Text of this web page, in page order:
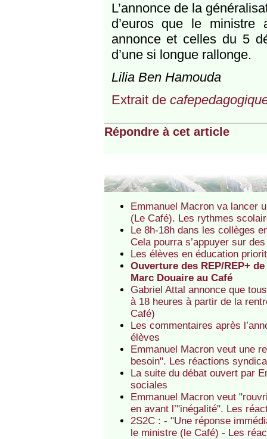
L’annonce de la
d’euros que le ministre
annonce et celles du 5
d’une si longue rallonge.
Lilia Ben Hamouda
Extrait de
Répondre à cet article
Emmanuel Macron va lancer
(Le Café). Les rythmes
Le 8h-18h dans les collèges
Cela pourra s’appuyer sur
Les élèves en éducation
Ouverture des REP/REP+
Marc Douaire au Café
Gabriel Attal annonce que
à 18 heures à partir de la
Café)
Les commentaires après
élèves
Emmanuel Macron veut une
besoin". Les réactions
La suite du débat ouvert par
sociales
Emmanuel Macron veut
en avant l’"inégalité". Les
2S2C : - "Une réponse
le ministre (le Café) - Les